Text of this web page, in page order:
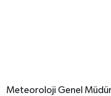
Meteoroloji Genel